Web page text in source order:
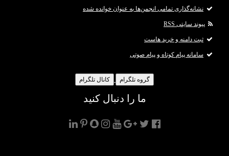
نشانه‌گذاری تمامی انجمن‌ها به عنوان خوانده شده
پیوند سایتی RSS
ثبت دامنه و خرید هاست
سامانه پیام کوتاه و پیام صوتی
گروه تلگرام کانال تلگرام
ما را دنبال کنید